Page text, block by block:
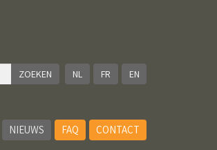
NL FR EN
NIEUWS FAQ CONTACT